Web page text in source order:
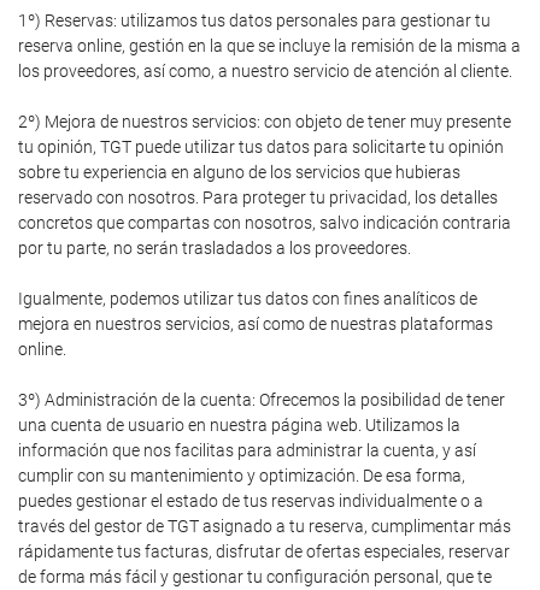
1º) Reservas: utilizamos tus datos personales para gestionar tu
reserva online, gestión en la que se incluye la remisión de la misma a
los proveedores, así como, a nuestro servicio de atención al cliente.
2º) Mejora de nuestros servicios: con objeto de tener muy presente
tu opinión, TGT puede utilizar tus datos para solicitarte tu opinión
sobre tu experiencia en alguno de los servicios que hubieras
reservado con nosotros. Para proteger tu privacidad, los detalles
concretos que compartas con nosotros, salvo indicación contraria
por tu parte, no serán trasladados a los proveedores.
Igualmente, podemos utilizar tus datos con fines analíticos de
mejora en nuestros servicios, así como de nuestras plataformas
online.
3º) Administración de la cuenta: Ofrecemos la posibilidad de tener
una cuenta de usuario en nuestra página web. Utilizamos la
información que nos facilitas para administrar la cuenta, y así
cumplir con su mantenimiento y optimización. De esa forma,
puedes gestionar el estado de tus reservas individualmente o a
través del gestor de TGT asignado a tu reserva, cumplimentar más
rápidamente tus facturas, disfrutar de ofertas especiales, reservar
de forma más fácil y gestionar tu configuración personal, que te